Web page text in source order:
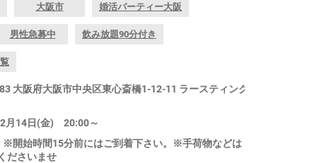
大阪市 婚活パーティー大阪
男性急募中 飲み放題90分付き
大阪府大阪市中央区東心斎橋1-12-11 ラースティング
2月14日(金) 20:00～
開始時間15分前にはご到着下さい。※手荷物などは
ださいませ